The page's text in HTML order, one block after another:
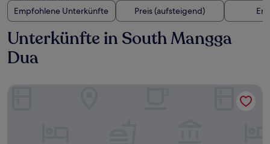
Empfohlene Unterkünfte
Preis (aufsteigend)
Unterkünfte in South Mangga
Dua